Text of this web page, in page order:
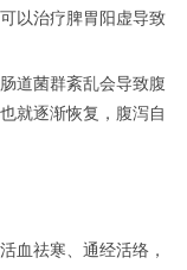
以治疗脾胃阳虚导致
道菌群紊乱会导致腹
就逐渐恢复，腹泻自
祛寒、通经活络，